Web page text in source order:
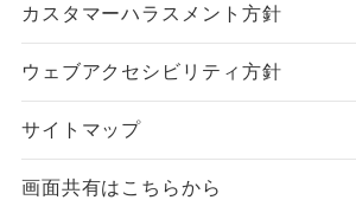
カスタマーハラスメント方針
ウェブアクセシビリティ方針
サイトマップ
画面共有はこちらから